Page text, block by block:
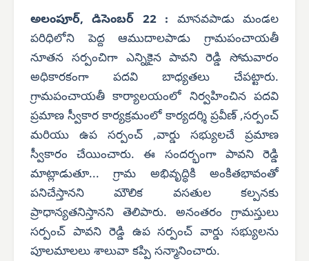
అలంపూర్, డిసెంబర్ 22 : మానవపాడు మండల
పరిధిలోని పెద్ద ఆముదాలపాడు గ్రామపంచాయతీ
నూతన సర్పంచిగా ఎన్నికైన పావని రెడ్డి సోమవారం
అధికారకంగా పదవి బాధ్యతలు చేపట్టారు.
గ్రామపంచాయతీ కార్యాలయంలో నిర్వహించిన పదవి
ప్రమాణ స్వీకార కార్యక్రమంలో కార్యదర్శి ప్రవీణ్ ,సర్పంచ్
మరియు ఉప సర్పంచ్ ,వార్డు సభ్యులచే ప్రమాణ
స్వీకారం చేయించారు. ఈ సందర్భంగా పావని రెడ్డి
మాట్లాడుతూ... గ్రామ అభివృద్ధికి అంకితభావంతో
పనిచేస్తానని మౌలిక వసతుల కల్పనకు
ప్రాధాన్యతనిస్తానని తెలిపారు. అనంతరం గ్రామస్తులు
సర్పంచ్ పావని రెడ్డి ఉప సర్పంచ్ వార్డు సభ్యులను
పూలమాలలు శాలువా కప్పి సన్మానించారు.